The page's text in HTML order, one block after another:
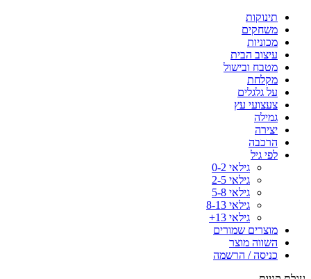
תינוקות
משחקים
מכוניות
עיצוב הבית
מטבח ובישול
מקלחת
על גלגלים
צעצועי עץ
גמילה
יצירה
הרכבה
לפי גיל
גילאי 0-2
גילאי 2-5
גילאי 5-8
גילאי 8-13
גילאי 13+
מוצרים שמורים
השווה מוצר
כניסה / הרשמה